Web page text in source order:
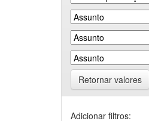
Retornar valores
Adicionar filtros: